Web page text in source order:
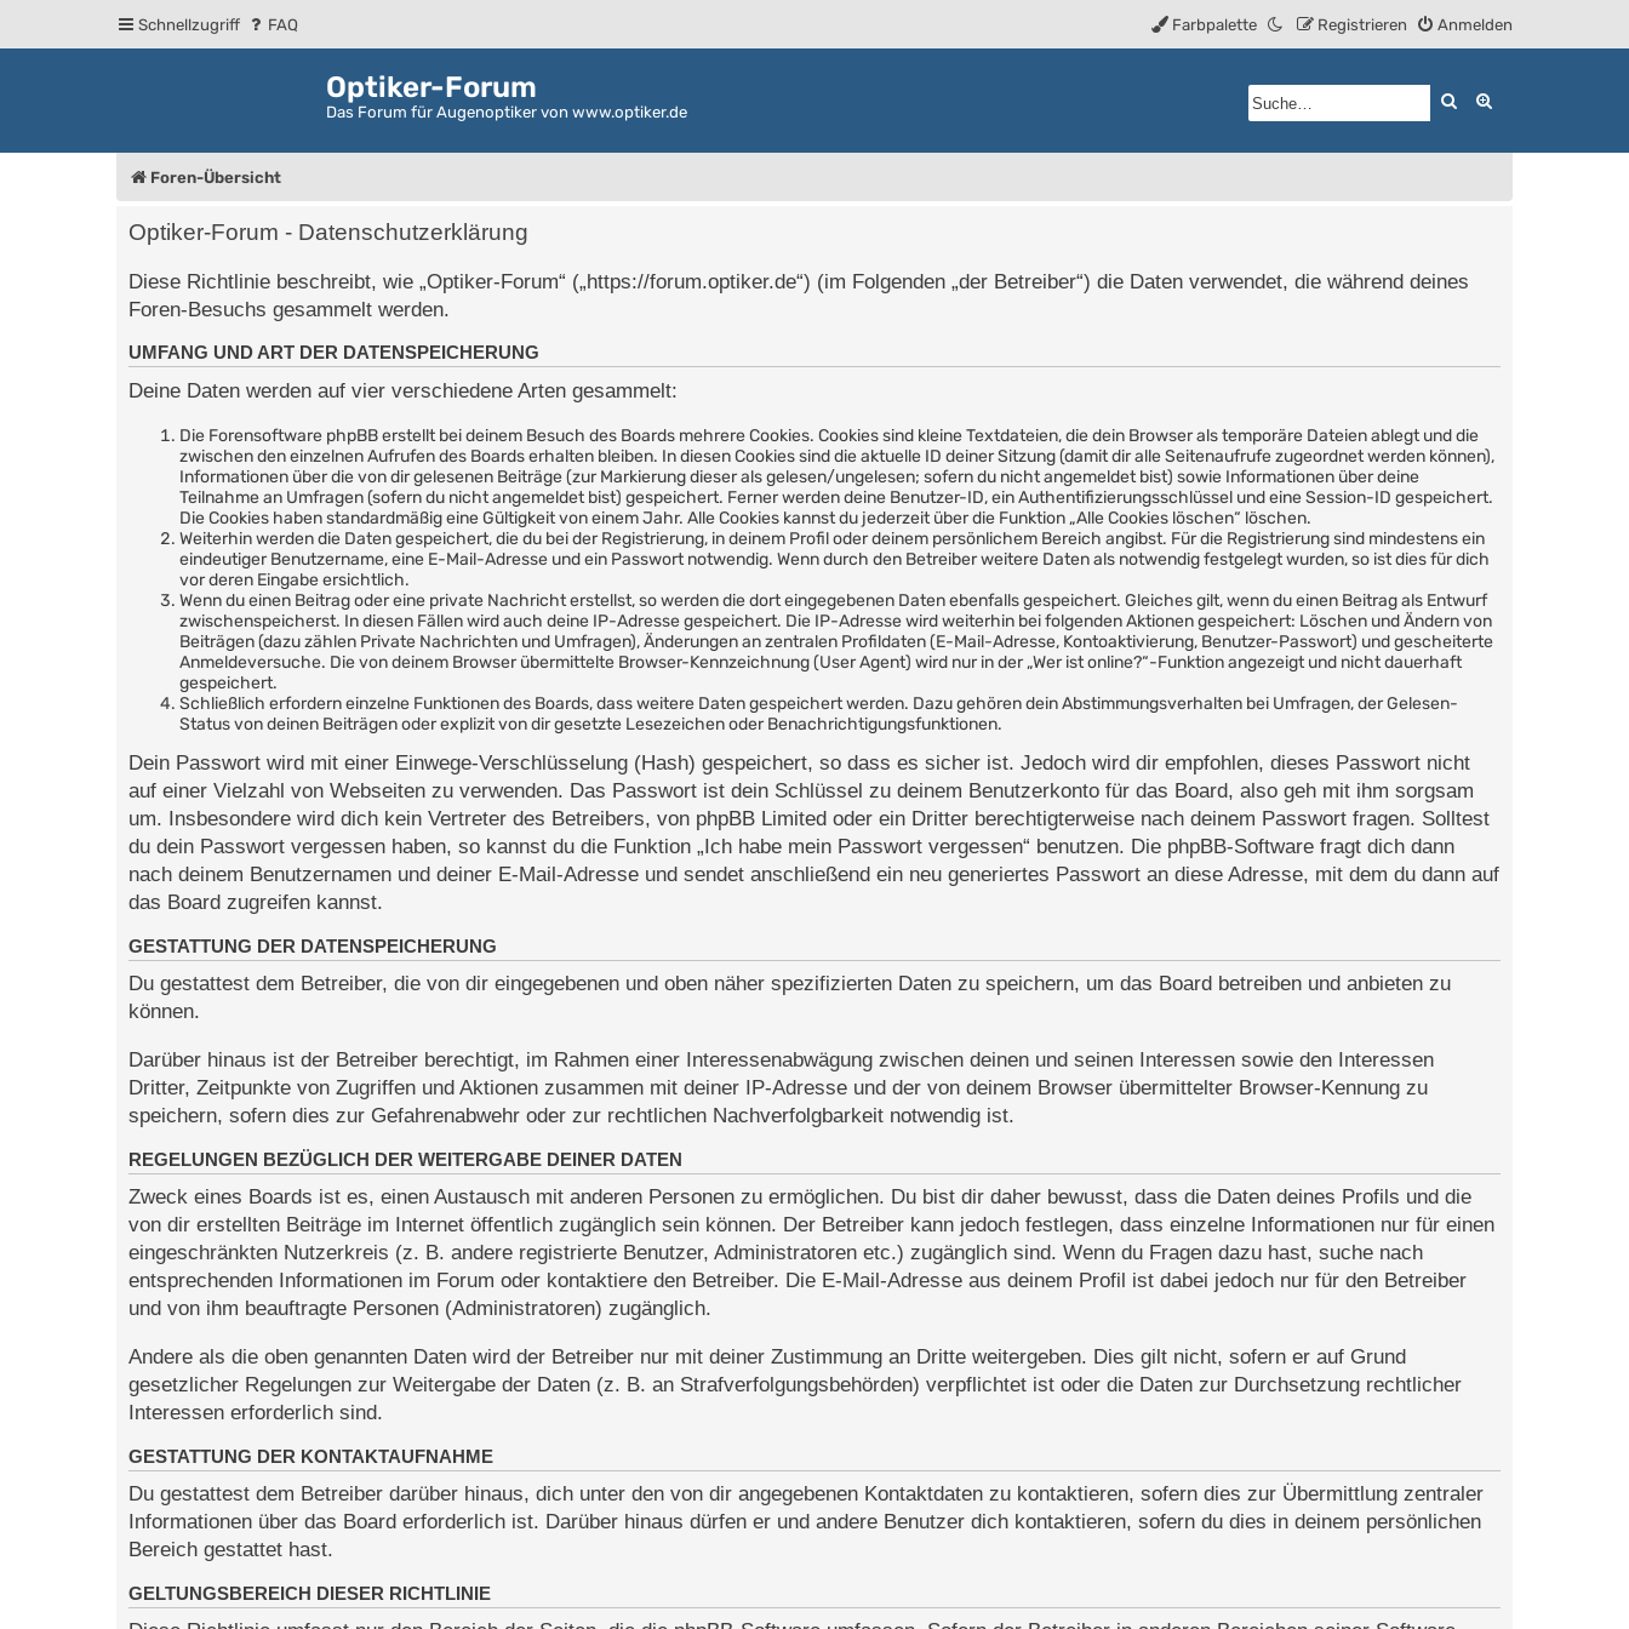
Schnellzugriff FAQ Anmelden
Registrieren
Farbpalette
Optiker-Forum
Das Forum für Augenoptiker von www.optiker.de
Suche
Foren-Übersicht
Optiker-Forum - Datenschutzerklärung
Diese Richtlinie beschreibt, wie „Optiker-Forum“ („https://forum.optiker.de“) (im Folgenden „der Betreiber“) die Daten verwendet, die während deines
Foren-Besuchs gesammelt werden.
UMFANG UND ART DER DATENSPEICHERUNG
Deine Daten werden auf vier verschiedene Arten gesammelt:
Die Forensoftware phpBB erstellt bei deinem Besuch des Boards mehrere Cookies. Cookies sind kleine Textdateien, die dein Browser als temporäre Dateien ablegt und die
zwischen den einzelnen Aufrufen des Boards erhalten bleiben. In diesen Cookies sind die aktuelle ID deiner Sitzung (damit dir alle Seitenaufrufe zugeordnet werden können),
Informationen über die von dir gelesenen Beiträge (zur Markierung dieser als gelesen/ungelesen; sofern du nicht angemeldet bist) sowie Informationen über deine
Teilnahme an Umfragen (sofern du nicht angemeldet bist) gespeichert. Ferner werden deine Benutzer-ID, ein Authentifizierungsschlüssel und eine Session-ID gespeichert.
Die Cookies haben standardmäßig eine Gültigkeit von einem Jahr. Alle Cookies kannst du jederzeit über die Funktion „Alle Cookies löschen“ löschen.
Weiterhin werden die Daten gespeichert, die du bei der Registrierung, in deinem Profil oder deinem persönlichem Bereich angibst. Für die Registrierung sind mindestens ein
eindeutiger Benutzername, eine E-Mail-Adresse und ein Passwort notwendig. Wenn durch den Betreiber weitere Daten als notwendig festgelegt wurden, so ist dies für dich
vor deren Eingabe ersichtlich.
Wenn du einen Beitrag oder eine private Nachricht erstellst, so werden die dort eingegebenen Daten ebenfalls gespeichert. Gleiches gilt, wenn du einen Beitrag als Entwurf
zwischenspeicherst. In diesen Fällen wird auch deine IP-Adresse gespeichert. Die IP-Adresse wird weiterhin bei folgenden Aktionen gespeichert: Löschen und Ändern von
Beiträgen (dazu zählen Private Nachrichten und Umfragen), Änderungen an zentralen Profildaten (E-Mail-Adresse, Kontoaktivierung, Benutzer-Passwort) und gescheiterte
Anmeldeversuche. Die von deinem Browser übermittelte Browser-Kennzeichnung (User Agent) wird nur in der „Wer ist online?“-Funktion angezeigt und nicht dauerhaft
gespeichert.
Schließlich erfordern einzelne Funktionen des Boards, dass weitere Daten gespeichert werden. Dazu gehören dein Abstimmungsverhalten bei Umfragen, der Gelesen-
Status von deinen Beiträgen oder explizit von dir gesetzte Lesezeichen oder Benachrichtigungsfunktionen.
Dein Passwort wird mit einer Einwege-Verschlüsselung (Hash) gespeichert, so dass es sicher ist. Jedoch wird dir empfohlen, dieses Passwort nicht
auf einer Vielzahl von Webseiten zu verwenden. Das Passwort ist dein Schlüssel zu deinem Benutzerkonto für das Board, also geh mit ihm sorgsam
um. Insbesondere wird dich kein Vertreter des Betreibers, von phpBB Limited oder ein Dritter berechtigterweise nach deinem Passwort fragen. Solltest
du dein Passwort vergessen haben, so kannst du die Funktion „Ich habe mein Passwort vergessen“ benutzen. Die phpBB-Software fragt dich dann
nach deinem Benutzernamen und deiner E-Mail-Adresse und sendet anschließend ein neu generiertes Passwort an diese Adresse, mit dem du dann auf
das Board zugreifen kannst.
GESTATTUNG DER DATENSPEICHERUNG
Du gestattest dem Betreiber, die von dir eingegebenen und oben näher spezifizierten Daten zu speichern, um das Board betreiben und anbieten zu
können.
Darüber hinaus ist der Betreiber berechtigt, im Rahmen einer Interessenabwägung zwischen deinen und seinen Interessen sowie den Interessen
Dritter, Zeitpunkte von Zugriffen und Aktionen zusammen mit deiner IP-Adresse und der von deinem Browser übermittelter Browser-Kennung zu
speichern, sofern dies zur Gefahrenabwehr oder zur rechtlichen Nachverfolgbarkeit notwendig ist.
REGELUNGEN BEZÜGLICH DER WEITERGABE DEINER DATEN
Zweck eines Boards ist es, einen Austausch mit anderen Personen zu ermöglichen. Du bist dir daher bewusst, dass die Daten deines Profils und die
von dir erstellten Beiträge im Internet öffentlich zugänglich sein können. Der Betreiber kann jedoch festlegen, dass einzelne Informationen nur für einen
eingeschränkten Nutzerkreis (z. B. andere registrierte Benutzer, Administratoren etc.) zugänglich sind. Wenn du Fragen dazu hast, suche nach
entsprechenden Informationen im Forum oder kontaktiere den Betreiber. Die E-Mail-Adresse aus deinem Profil ist dabei jedoch nur für den Betreiber
und von ihm beauftragte Personen (Administratoren) zugänglich.
Andere als die oben genannten Daten wird der Betreiber nur mit deiner Zustimmung an Dritte weitergeben. Dies gilt nicht, sofern er auf Grund
gesetzlicher Regelungen zur Weitergabe der Daten (z. B. an Strafverfolgungsbehörden) verpflichtet ist oder die Daten zur Durchsetzung rechtlicher
Interessen erforderlich sind.
GESTATTUNG DER KONTAKTAUFNAHME
Du gestattest dem Betreiber darüber hinaus, dich unter den von dir angegebenen Kontaktdaten zu kontaktieren, sofern dies zur Übermittlung zentraler
Informationen über das Board erforderlich ist. Darüber hinaus dürfen er und andere Benutzer dich kontaktieren, sofern du dies in deinem persönlichen
Bereich gestattet hast.
GELTUNGSBEREICH DIESER RICHTLINIE